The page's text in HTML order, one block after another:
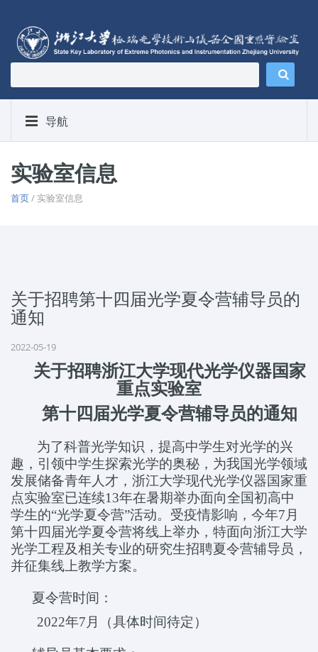
导航
实验室信息
首页/ 实验室信息
关于招聘第十四届光学夏令营辅导员的
通知
2022-05-19
关于招聘浙江大学现代光学仪器国家
重点实验室
第十四届光学夏令营辅导员的通知
为了科普光学知识，提高中学生对光学的兴
趣，引领中学生探索光学的奥秘，为我国光学领域
发展储备青年人才，浙江大学现代光学仪器国家重
点实验室已连续13年在暑期举办面向全国初高中
学生的“光学夏令营”活动。受疫情影响，今年7 月
第十四届光学夏令营将线上举办，特面向浙江大学
光学工程及相关专业的研究生招聘夏令营辅导员，
并征集线上教学方案。
夏令营时间：
2022年7 月（具体时间待定）